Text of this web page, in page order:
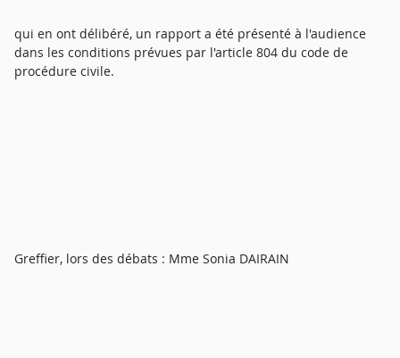
qui en ont délibéré, un rapport a été présenté à l'audience
dans les conditions prévues par l'article 804 du code de
procédure civile.
Greffier, lors des débats : Mme Sonia DAIRAIN